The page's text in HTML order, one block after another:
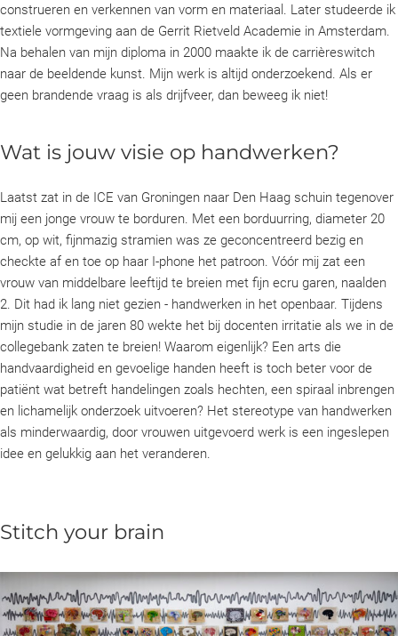
construeren en verkennen van vorm en materiaal. Later studeerde ik
textiele vormgeving aan de Gerrit Rietveld Academie in Amsterdam.
Na behalen van mijn diploma in 2000 maakte ik de carrièreswitch
naar de beeldende kunst. Mijn werk is altijd onderzoekend. Als er
geen brandende vraag is als drijfveer, dan beweeg ik niet!
Wat is jouw visie op handwerken?
Laatst zat in de ICE van Groningen naar Den Haag schuin tegenover
mij een jonge vrouw te borduren. Met een borduurring, diameter 20
cm, op wit, fijnmazig stramien was ze geconcentreerd bezig en
checkte af en toe op haar I-phone het patroon. Vóór mij zat een
vrouw van middelbare leeftijd te breien met fijn ecru garen, naalden
2. Dit had ik lang niet gezien - handwerken in het openbaar. Tijdens
mijn studie in de jaren 80 wekte het bij docenten irritatie als we in de
collegebank zaten te breien! Waarom eigenlijk? Een arts die
handvaardigheid en gevoelige handen heeft is toch beter voor de
patiënt wat betreft handelingen zoals hechten, een spiraal inbrengen
en lichamelijk onderzoek uitvoeren? Het stereotype van handwerken
als minderwaardig, door vrouwen uitgevoerd werk is een ingeslepen
idee en gelukkig aan het veranderen.
Stitch your brain